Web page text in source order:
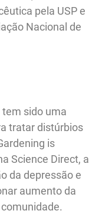
pela USP e
Nacional de
sido uma
tratar distúrbios
is
Science Direct, a
da depressão e
aumento da